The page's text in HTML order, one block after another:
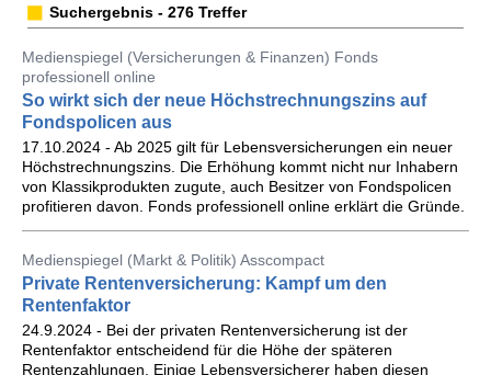
Suchergebnis - 276 Treffer
Medienspiegel (Versicherungen & Finanzen) Fonds
professionell online
So wirkt sich der neue Höchstrechnungszins auf
Fondspolicen aus
17.10.2024 - Ab 2025 gilt für Lebensversicherungen ein neuer
Höchstrechnungszins. Die Erhöhung kommt nicht nur Inhabern
von Klassikprodukten zugute, auch Besitzer von Fondspolicen
profitieren davon. Fonds professionell online erklärt die Gründe.
Medienspiegel (Markt & Politik) Asscompact
Private Rentenversicherung: Kampf um den
Rentenfaktor
24.9.2024 - Bei der privaten Rentenversicherung ist der
Rentenfaktor entscheidend für die Höhe der späteren
Rentenzahlungen. Einige Lebensversicherer haben diesen